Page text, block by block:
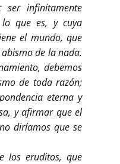
ser infinitamente
que es, y cuya
el mundo, que
de la nada.
debemos
de toda razón;
eterna y
y afirmar que el
diríamos que se
los eruditos, que